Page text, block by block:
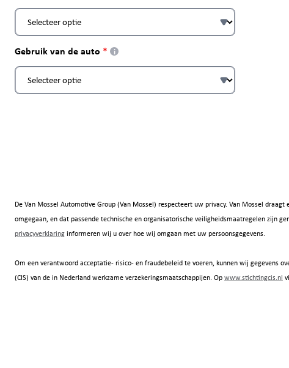
Gebruik van de auto i
De Van Mossel Automotive Group (Van Mossel) respecteert uw privacy. Van Mossel
omgegaan, en dat passende technische en organisatorische veiligheidsmaatregelen zijn
privacyverklaringinformeren wij u over hoe wij omgaan met uw persoonsgegevens.
Om een verantwoord acceptatie- risico- en fraudebeleid te voeren, kunnen wij gegevens
(CIS) van de in Nederland werkzame verzekeringsmaatschappijen. Opwww.stichtingcis.nl